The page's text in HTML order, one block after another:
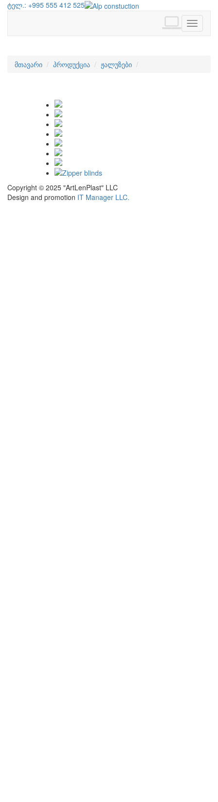
geo
ტელ.: +995 555 412 525
Toggle
მთავარი პროდუქცია ჟალუზები
Copyright © 2025 "ArtLenPlast" LLC
Design and promotion IT Manager LLC.